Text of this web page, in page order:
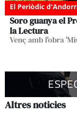
El Periòdic
Soro guanya el
la Lectura
Venç amb l'obra
Altres noticies